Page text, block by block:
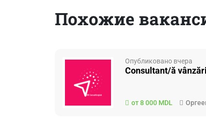
Похожие
Опубликовано вчера
Consultant/ă vânzări
от 8 000 MDL